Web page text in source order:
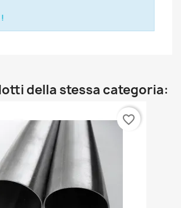
della stessa categoria:
favorite_border